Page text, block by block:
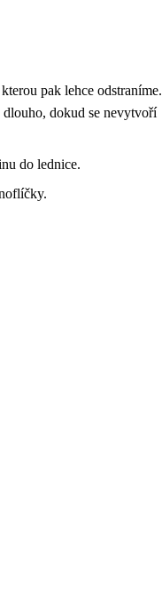
pak lehce odstraníme.
dokud se nevytvoří
do lednice.